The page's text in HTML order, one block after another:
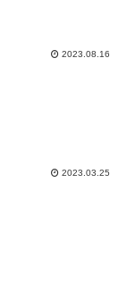
2023.08.16
2023.03.25